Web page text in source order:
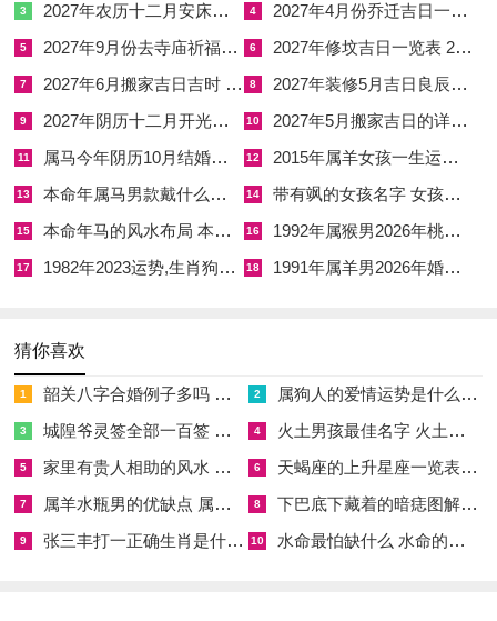
事业攀升可辅以「祥安阁登榜扬名」摆件于东北文昌位，那麒麟
卷书助智慧迸发；财运守成则靠「祥安阁聚宝皆财」于正东财
不同年份属马人2026年运程逐年详解
纳音五行，各岁马人因出生年干支异，那流年感应迥然，1954
起伏剧烈，唯借土金饰品泄火。
压力与财运漏损并存，通佩戴吊坠可缓，2002年壬午马，天干
壬水克丙火，水火冲战，学业多动，那「登榜扬名」摆件助文
昌，2014年甲午马，木火相生，童稚易发热疾，家长当注意夏
3 2027年农历十二月安床吉日 2027年正月安床吉日吉时查询 4 2027年4月份乔迁吉日一览表 2027年4月乔迁吉日吉时查询
5 2027年9月份去寺庙祈福的日子 2027年5月去寺庙吉日一览表 6 2027年修坟吉日一览表 2027年农历2月修坟吉日一览表
7 2027年6月搬家吉日吉时 2027年农历6月搬家吉日一览表 8 2027年装修5月吉日良辰查询表 2027年农历5月装修吉日一览表
9 2027年阴历十二月开光吉日 2027年12月开光吉日一览表 10 2027年5月搬家吉日的详细解释 2027年5月搬家吉日吉时查询
11 属马今年阴历10月结婚好吗 属马还有几年本命年结婚呢好吗 12 2015年属羊女孩一生运势 2015年属羊女2026年健康运好吗
13 本命年属马男款戴什么财神 本命年属马男士戴什么好一点 14 带有飒的女孩名字 女孩取名字带飒字有什么名字好听
15 本命年马的风水布局 本命年马的佛像怎么摆放 16 1992年属猴男2026年桃花运 1992年属猴男2026年感情运如何
17 1982年2023运势,生肖狗1982年2023运势 18 1991年属羊男2026年婚姻运势 1991年属羊男2026年感情运如何
猜你喜欢
1 韶关八字合婚例子多吗 韶关八字测风水 2 属狗人的爱情运势是什么意思 属狗的人爱情观
3 城隍爷灵签全部一百签 城隍爷灵签解签大全 4 火土男孩最佳名字 火土属性的字男孩名字有哪些
5 家里有贵人相助的风水 家里有贵人是什么意思 6 天蝎座的上升星座一览表 天蝎座的上升星座查询
7 属羊水瓶男的优缺点 属羊水瓶座男生性格爱情观 8 下巴底下藏着的暗痣图解 下巴尖底下有痣代表什么
9 张三丰打一正确生肖是什么意思 张三丰是指什么生肖 10 水命最怕缺什么 水命的人忌什么